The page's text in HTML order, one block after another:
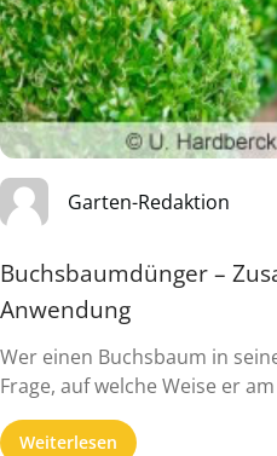
Garten-Redaktion
Buchsbaumdünger –
Anwendung
Wer einen Buchsbaum in
Frage, auf welche Weise er
Weiterlesen